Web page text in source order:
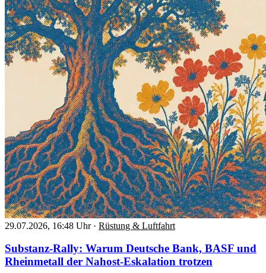
29.07.2026, 16:48 Uhr · Rüstung & Luftfahrt
Substanz-Rally: Warum Deutsche Bank, BASF und
Rheinmetall der Nahost-Eskalation trotzen